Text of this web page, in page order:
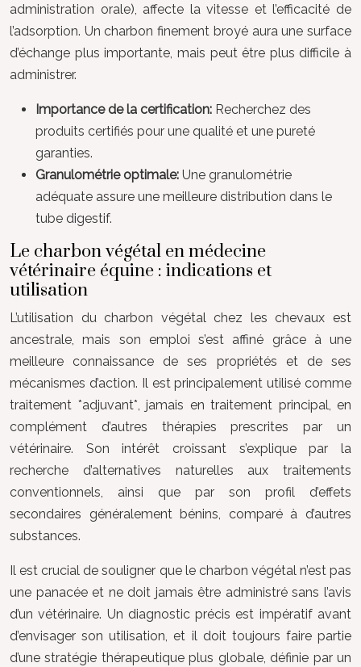
administration orale), affecte la vitesse et l’efficacité de
l’adsorption. Un charbon finement broyé aura une surface
d’échange plus importante, mais peut être plus difficile à
administrer.
Importance de la certification: Recherchez des
produits certifiés pour une qualité et une pureté
garanties.
Granulométrie optimale: Une granulométrie
adéquate assure une meilleure distribution dans le
tube digestif.
Le charbon végétal en médecine
vétérinaire équine : indications et
utilisation
L’utilisation du charbon végétal chez les chevaux est
ancestrale, mais son emploi s’est affiné grâce à une
meilleure connaissance de ses propriétés et de ses
mécanismes d’action. Il est principalement utilisé comme
traitement *adjuvant*, jamais en traitement principal, en
complément d’autres thérapies prescrites par un
vétérinaire. Son intérêt croissant s’explique par la
recherche d’alternatives naturelles aux traitements
conventionnels, ainsi que par son profil d’effets
secondaires généralement bénins, comparé à d’autres
substances.
Il est crucial de souligner que le charbon végétal n’est pas
une panacée et ne doit jamais être administré sans l’avis
d’un vétérinaire. Un diagnostic précis est impératif avant
d’envisager son utilisation, et il doit toujours faire partie
d’une stratégie thérapeutique plus globale, définie par un